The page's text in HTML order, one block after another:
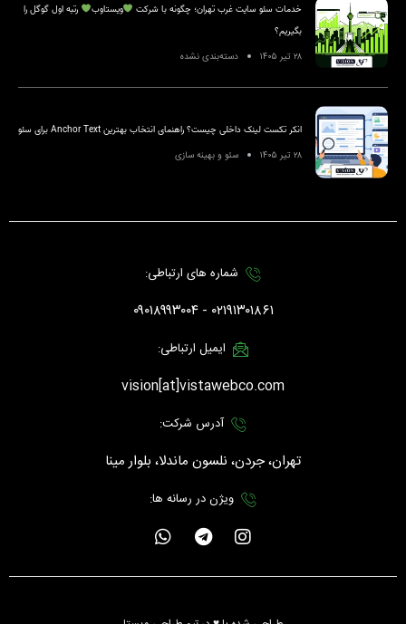
خدمات سئو سایت غرب تهران؛ چگونه با شرکت ویستاوب
رتبه اول گوگل را
بگیریم؟
۲۸ تیر ۱۴۰۵
دسته‌بندی نشده
انکر تکست لینک داخلی چیست؟ راهنمای انتخاب بهترین Anchor Text برای سئو
۲۸ تیر ۱۴۰۵
سئو و بهینه سازی
شماره های ارتباطی:
۰۲۱۹۱۳۰۱۸۶۱ - ۰۹۰۱۸۹۹۳۰۰۴
ایمیل ارتباطی:
vision[at]vistawebco.com
آدرس شرکت:
تهران، جردن، نلسون ماندلا، بلوار مینا
ویژن در رسانه ها:
I
n
s
T
e
l
W
h
a